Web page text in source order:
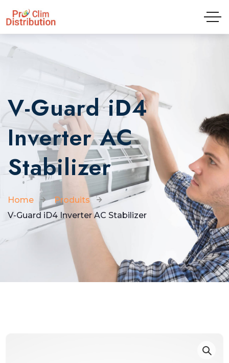
V-Guard iD4
Inverter AC
Stabilizer
Home
Produits
V-Guard iD4 Inverter AC Stabilizer